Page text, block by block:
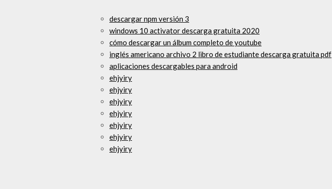
descargar npm versión 3
windows 10 activator descarga gratuita 2020
cómo descargar un álbum completo de youtube
inglés americano archivo 2 libro de estudiante descarga gratuita pdf
aplicaciones descargables para android
ehjyiry
ehjyiry
ehjyiry
ehjyiry
ehjyiry
ehjyiry
ehjyiry